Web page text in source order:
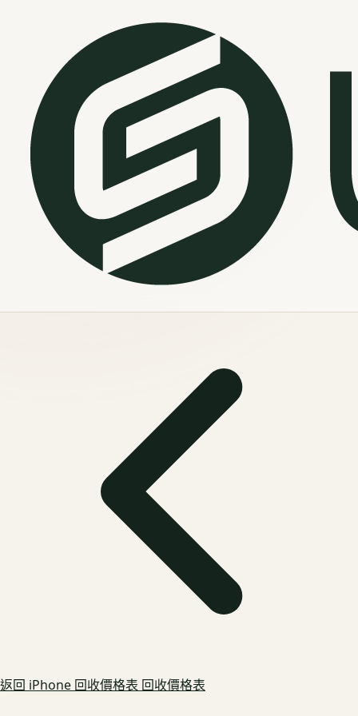
返回 iPhone 回收價格表 回收價格表